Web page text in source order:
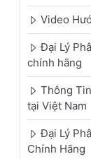
Video
Đại Lý
chính hãng
Thông
tại Việt Nam
Đại Lý
Chính Hãng